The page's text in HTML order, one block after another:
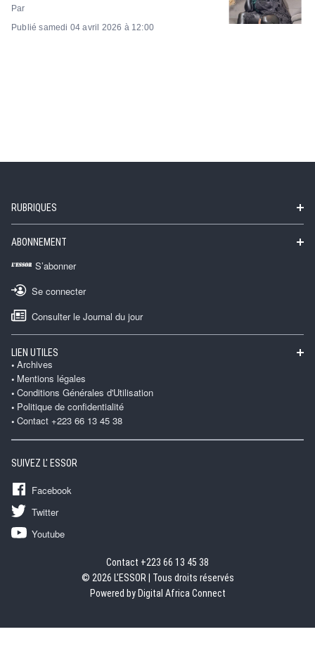
Par
Publié samedi 04 avril 2026 à 12:00
RUBRIQUES
ABONNEMENT
S’abonner
Se connecter
Consulter le Journal du jour
LIEN UTILES
Archives
Mentions légales
Conditions Générales d'Utilisation
Politique de confidentialité
Contact +223 66 13 45 38
SUIVEZ L' ESSOR
Facebook
Twitter
Youtube
Contact +223 66 13 45 38
© 2026 L'ESSOR | Tous droits réservés
Powered by Digital Africa Connect